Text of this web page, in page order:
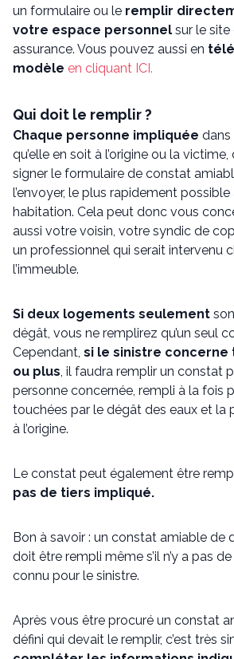
un formulaire ou le remplir
votre espace personnel sur le
assurance. Vous pouvez aussi en
modèle en cliquant ICI.
Qui doit le remplir ?
Chaque personne impliquée dans
qu’elle en soit à l’origine ou la
signer le formulaire de constat
l’envoyer, le plus rapidement possible
habitation. Cela peut donc vous
aussi votre voisin, votre syndic de
un professionnel qui serait intervenu
l’immeuble.
Si deux logements seulement
dégât, vous ne remplirez qu’un seul
Cependant, si le sinistre concerne
ou plus, il faudra remplir un constat
personne concernée, rempli à la fois
touchées par le dégât des eaux et la
à l’origine.
Le constat peut également être
pas de tiers impliqué.
Bon à savoir : un constat amiable de
doit être rempli même s’il n’y a pas
connu pour le sinistre.
Après vous être procuré un constat
défini qui devait le remplir, c’est très